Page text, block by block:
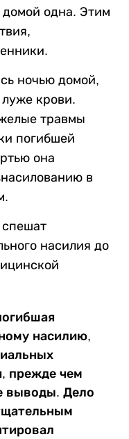
одна. Этим
ночью домой,
крови.
травмы
погибшей
она
в
насилия до
насилию,
прежде чем
выводы. Дело